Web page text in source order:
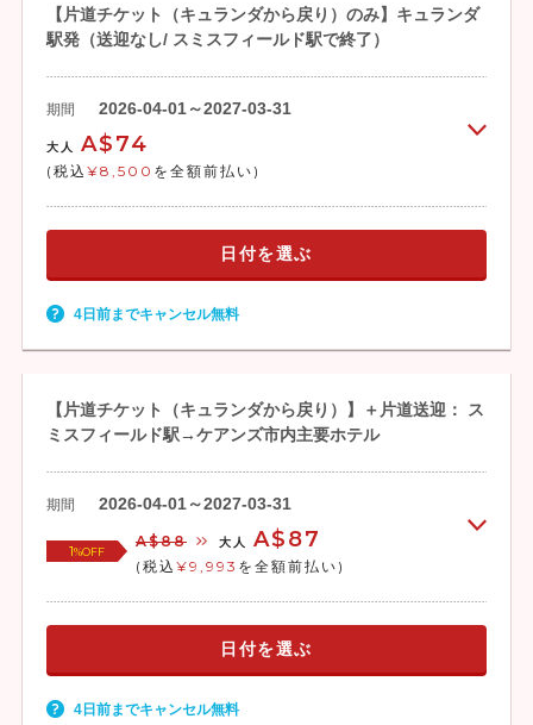
【片道チケット（キュランダから戻り）のみ】キュランダ
駅発（送迎なし/ スミスフィールド駅で終了）
期間 2026-04-01～2027-03-31
大人 A$74
(税込 ¥8,500 を全額前払い)
日付を選ぶ
4日前までキャンセル無料
【片道チケット（キュランダから戻り）】＋片道送迎： ス
ミスフィールド駅→ケアンズ市内主要ホテル
期間 2026-04-01～2027-03-31
1%OFF
A$88 大人 A$87
(税込 ¥9,993 を全額前払い)
日付を選ぶ
4日前までキャンセル無料